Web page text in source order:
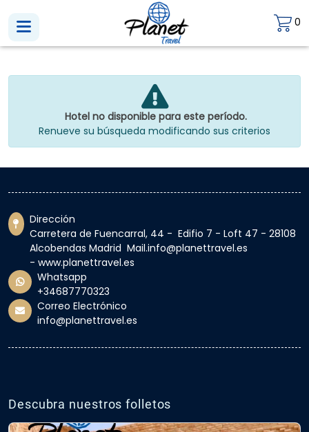
0
Hotel no disponible para este período.
Renueve su búsqueda modificando sus criterios
Dirección
Carretera de Fuencarral, 44 - Edifio 7 - Loft 47 - 28108
Alcobendas Madrid Mail.info@planettravel.es
- www.planettravel.es
Whatsapp
+34687770323
Correo Electrónico
info@planettravel.es
Descubra nuestros folletos